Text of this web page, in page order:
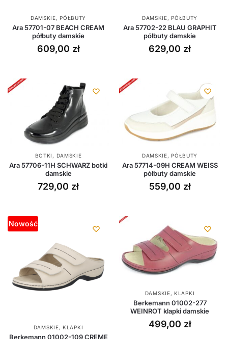
DAMSKIE,PÓŁBUTY
Ara 57701-07 BEACH CREAM
półbuty damskie
609,00 zł
DAMSKIE,PÓŁBUTY
Ara 57702-22 BLAU GRAPHIT
półbuty damskie
629,00 zł
BOTKI , DAMSKIE
Ara 57706-11H SCHWARZ botki
damskie
729,00 zł
DAMSKIE,PÓŁBUTY
Ara 57714-09H CREAM WEISS
półbuty damskie
559,00 zł
Nowość
DAMSKIE,KLAPKI
Berkemann 01002-109 CREME
DAMSKIE,KLAPKI
Berkemann 01002-277
WEINROT klapki damskie
499,00 zł